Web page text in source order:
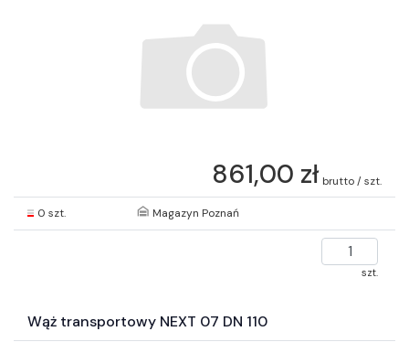
861,00 zł brutto / szt.
0 szt. Magazyn Poznań
szt.
Wąż transportowy NEXT 07 DN 110